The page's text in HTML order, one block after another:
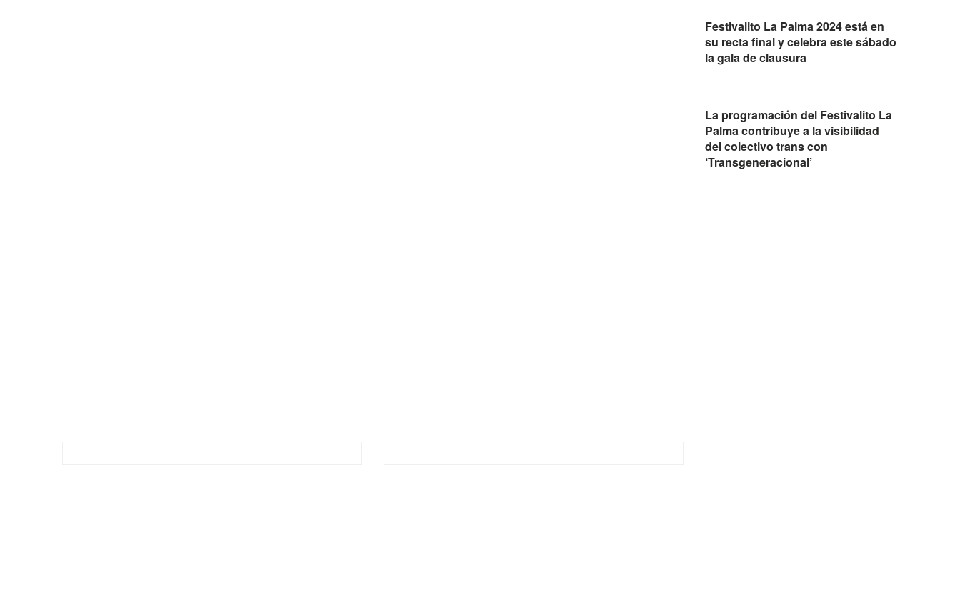
Festivalito La Palma 2024 está en
su recta final y celebra este sábado
la gala de clausura
La programación del Festivalito La
Palma contribuye a la visibilidad
del colectivo trans con
‘Transgeneracional’